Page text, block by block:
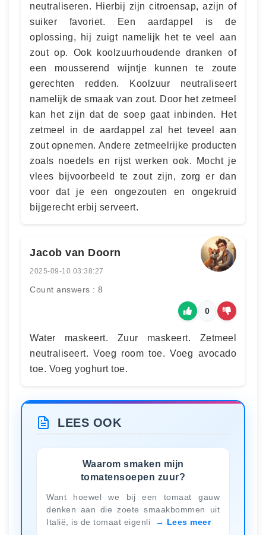
neutraliseren. Hierbij zijn citroensap, azijn of
suiker favoriet. Een aardappel is de
oplossing, hij zuigt namelijk het te veel aan
zout op. Ook koolzuurhoudende dranken of
een mousserend wijntje kunnen te zoute
gerechten redden. Koolzuur neutraliseert
namelijk de smaak van zout. Door het zetmeel
kan het zijn dat de soep gaat inbinden. Het
zetmeel in de aardappel zal het teveel aan
zout opnemen. Andere zetmeelrijke producten
zoals noedels en rijst werken ook. Mocht je
vlees bijvoorbeeld te zout zijn, zorg er dan
voor dat je een ongezouten en ongekruid
bijgerecht erbij serveert.
Jacob van Doorn
2025-09-10 03:38:27
Count answers : 8
0
Water maskeert. Zuur maskeert. Zetmeel
neutraliseert. Voeg room toe. Voeg avocado
toe. Voeg yoghurt toe.
LEES OOK
Waarom smaken mijn
tomatensoepen zuur?
Want hoewel we bij een tomaat gauw
denken aan die zoete smaakbommen uit
Italië, is de tomaat eigenli
Lees meer